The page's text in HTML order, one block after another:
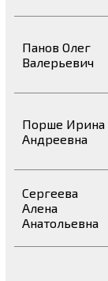
Панов Олег
Валерьевич
Порше Ирина
Андреевна
Сергеева
Алена
Анатольевна